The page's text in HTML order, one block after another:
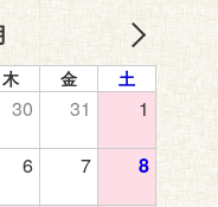
木 金 土
30 31 1
6 7 8